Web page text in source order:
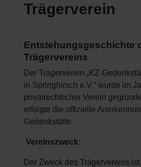
Trägerverein
Entstehungsgeschichte
Trägervereins
Der Trägerverein „KZ-
in Springhirsch e.V.“ wurde im
privatrechtlicher Verein
erfolgte die offizielle
Gedenkstätte.
Vereinszweck:
Der Zweck des Trägervereins ist